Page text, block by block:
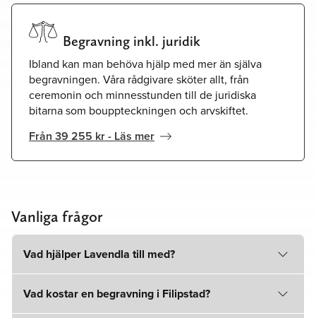
Begravning inkl. juridik
Ibland kan man behöva hjälp med mer än själva
begravningen. Våra rådgivare sköter allt, från
ceremonin och minnesstunden till de juridiska
bitarna som bouppteckningen och arvskiftet.
Från 39 255 kr - Läs mer
Vanliga frågor
Vad hjälper Lavendla till med?
Vad kostar en begravning i Filipstad?